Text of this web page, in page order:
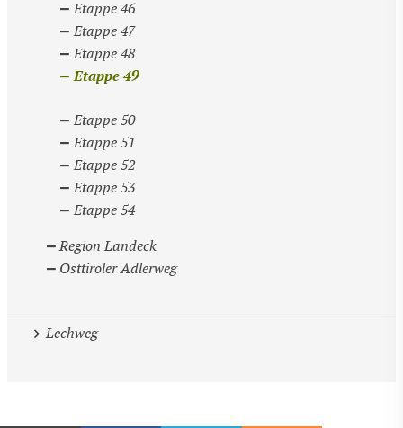
Etappe 46
Etappe 47
Etappe 48
Etappe 49
Etappe 50
Etappe 51
Etappe 52
Etappe 53
Etappe 54
Region Landeck
Osttiroler Adlerweg
Lechweg